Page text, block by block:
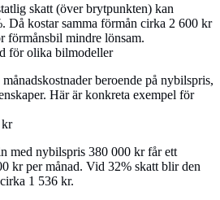
skatt (över brytpunkten) kan
Då kostar samma förmån cirka 2 600 kr
förmånsbil mindre lönsam.
för olika bilmodeller
beroende på nybilspris,
Här är konkreta exempel för
kr
med nybilspris 380 000 kr får ett
kr per månad. Vid 32% skatt blir den
1 536 kr.